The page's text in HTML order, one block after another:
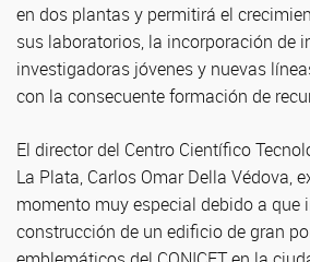
en dos plantas y permitirá el
sus laboratorios, la incorporación de
investigadoras jóvenes y nuevas
con la consecuente formación de
El director del Centro Científico
La Plata, Carlos Omar Della Védova,
momento muy especial debido a que
construcción de un edificio de gran